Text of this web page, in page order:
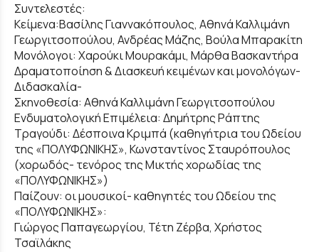
Συντελεστές:
Κείμενα:Βασίλης Γιαννακόπουλος, Αθηνά Καλλιμάνη
Γεωργιτσοπούλου, Ανδρέας Μάζης, Βούλα Μπαρακίτη
Μονόλογοι: Χαρούκι Μουρακάμι, Μάρθα Βασκαντήρα
Δραματοποίηση & Διασκευή κειμένων και μονολόγων-
Διδασκαλία-
Σκηνοθεσία: Αθηνά Καλλιμάνη Γεωργιτσοπούλου
Ενδυματολογική Επιμέλεια: Δημήτρης Ράπτης
Τραγούδι: Δέσποινα Κριμπά (καθηγήτρια του Ωδείου
της «ΠΟΛΥΦΩΝΙΚΗΣ», Κωνσταντίνος Σταυρόπουλος
(χορωδός- τενόρος της Μικτής χορωδίας της
«ΠΟΛΥΦΩΝΙΚΗΣ»)
Παίζουν: οι μουσικοί- καθηγητές του Ωδείου της
«ΠΟΛΥΦΩΝΙΚΗΣ»:
Γιώργος Παπαγεωργίου, Τέτη Ζέρβα, Χρήστος
Τσαϊλάκης